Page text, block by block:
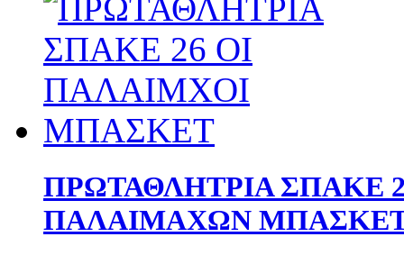
ΠΡΩΤΑΘΛΗΤΡΙΑ ΣΠΑΚΕ
ΠΑΛΑΙΜΑΧΩΝ